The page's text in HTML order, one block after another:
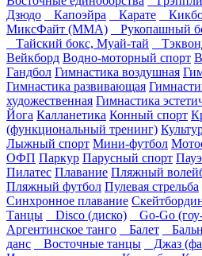
Дзюдо
Капоэйра Карате
МиксФайт (ММА)
Рукопашный
Тайский бокс, Муай-тай
Вейкборд Водно-моторный спорт
Гандбол Гимнастика воздушная
Гимнастика развивающая
художественная Гимнастика
Йога Калланетика Конный спорт
(функциональный тренинг)
Лыжный спорт Мини-футбол
ОФП Паркур Парусный спорт
Пилатес Плавание Пляжный
Пляжный футбол Пулевая стрельба
Синхронное плавание
Танцы
Disco (диско) Go-Go
Аргентинское танго
Балет
данс
Восточные танцы Джаз